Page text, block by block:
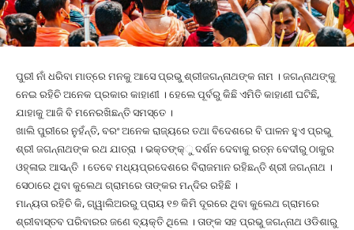
ପୁରୀ ନାଁ ଧରିବା ମାତ୍ରେ ମନକୁ ଆସେ ପ୍ରଭୁ ଶ୍ରୀଜଗନ୍ନାଥଙ୍କ ନାମ । ଜଗନ୍ନାଥଙ୍କୁ
ନେଇ ରହିଚି ଅନେକ ପ୍ରକାର କାହାଣୀ । ହେଲେ ପୂର୍ବରୁ କିଛି ଏମିତି କାହାଣୀ ଘଟିଛି,
ଯାହାକୁ ଆଜି ବି ମନେରଖିଛନ୍ତି ସମସ୍ତେ ।
ଖାଲି ପୁରୀରେ ନୁହଁନ୍ତି, ବରଂ ଅନେକ ରାଜ୍ୟରେ ତଥା ବିଦେଶରେ ବି ପାଳନ ହୁଏ ପ୍ରଭୁ
ଶ୍ରୀ ଜଗନ୍ନାଥଙ୍କ ରଥ ଯାତ୍ରା । ଭକ୍ତଙ୍କ୍‌ୁ ଦର୍ଶନ ଦେବାକୁ ରତ୍ନ ବେଦୀରୁ ଠାକୁର
ଓହ୍ଳାଇ ଆସନ୍ତି । ତେବେ ମଧ୍ୟପ୍ରଦେଶରେ ବିରାଜମାନ ରହିଛନ୍ତି ଶ୍ରୀ ଜଗନ୍ନାଥ ।
ସେଠାରେ ଥିବା କୁଲେଥ ଗ୍ରାମରେ ତାଙ୍କର ମନ୍ଦିର ରହିଛି ।
ମାନ୍ୟତା ରହିଚି କି, ଗ୍ୱାଲିଅରରୁ ପ୍ରାୟ ୧୭ କିମି ଦୂରରେ ଥିବା କୁଲେଥ ଗ୍ରାମରେ
ଶ୍ରୀବାସ୍ତବ ପରିବାରର ଜଣେ ବ୍ୟକ୍ତି ଥିଲେ । ତାଙ୍କ ସହ ପ୍ରଭୁ ଜଗନ୍ନାଥ ଓଡିଶାରୁ